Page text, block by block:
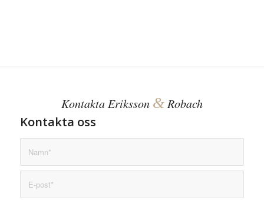
Kontakta Eriksson &Robach
Kontakta oss